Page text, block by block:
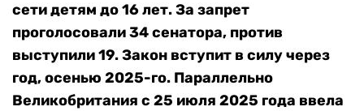
сети детям до 16 лет. За запрет
проголосовали 34 сенатора, против
выступили 19. Закон вступит в силу через
год, осенью 2025-го. Параллельно
Великобритания с 25 июля 2025 года ввела